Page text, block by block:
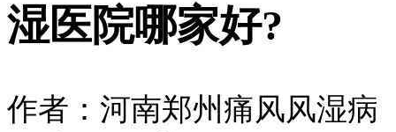
湿医院哪家好?
作者：河南郑州痛风风湿病